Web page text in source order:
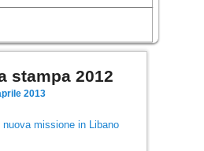
stampa 2012
2013
nuova missione in Libano